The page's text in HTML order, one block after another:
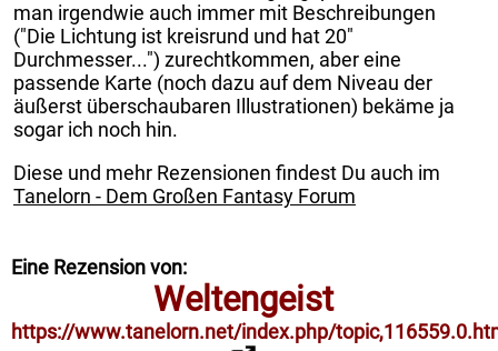
man irgendwie auch immer mit Beschreibungen
("Die Lichtung ist kreisrund und hat 20"
Durchmesser...") zurechtkommen, aber eine
passende Karte (noch dazu auf dem Niveau der
äußerst überschaubaren Illustrationen) bekäme ja
sogar ich noch hin.
Diese und mehr Rezensionen findest Du auch im
Tanelorn - Dem Großen Fantasy Forum
Eine Rezension von:
Weltengeist
https://www.tanelorn.net/index.php/